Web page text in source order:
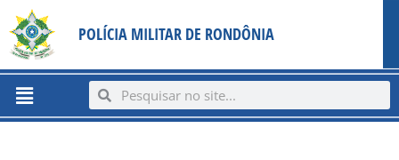
content
para
conteúdo
POLÍCIA MILITAR DE RONDÔNIA
Menu SearchSearch